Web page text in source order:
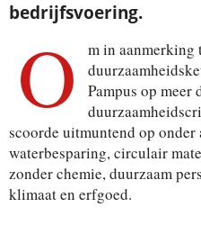
bedrijfsvoering.
O
m in aanmerking
Pampus op meer
scoorde uitmuntend op onder
waterbesparing, circulair
zonder chemie, duurzaam
klimaat en erfgoed.